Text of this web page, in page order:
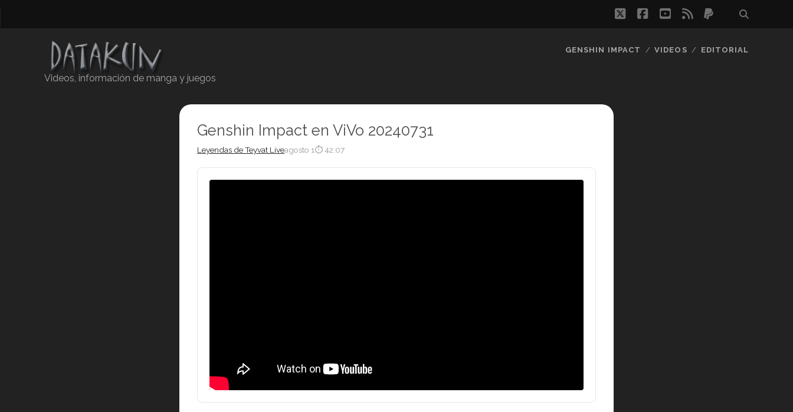
twitterfacebook
youtube
rss paypal
Videos, información de manga y juegos
GENSHIN IMPACT VIDEOS EDITORIAL
Genshin Impact en ViVo 20240731
Leyendas de Teyvat Liveagosto 1⏱ 42:07